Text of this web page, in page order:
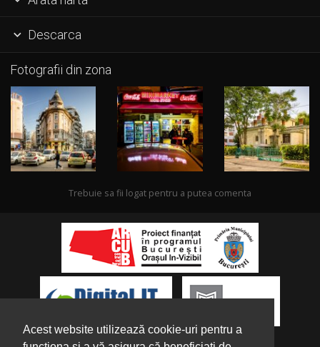
Acest website utilizează cookie-uri pentru a
 Descarca
Fotografii din zona
Trebuie sa fii logat pentru a putea comenta